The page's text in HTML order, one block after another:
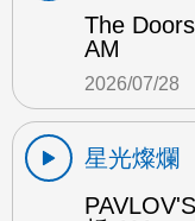
The
AM
2026/07/28
星光燦爛